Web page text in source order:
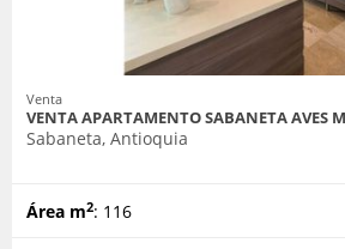
Venta
VENTA APARTAMENTO SABANETA AVES
Sabaneta, Antioquia
Área m2: 116